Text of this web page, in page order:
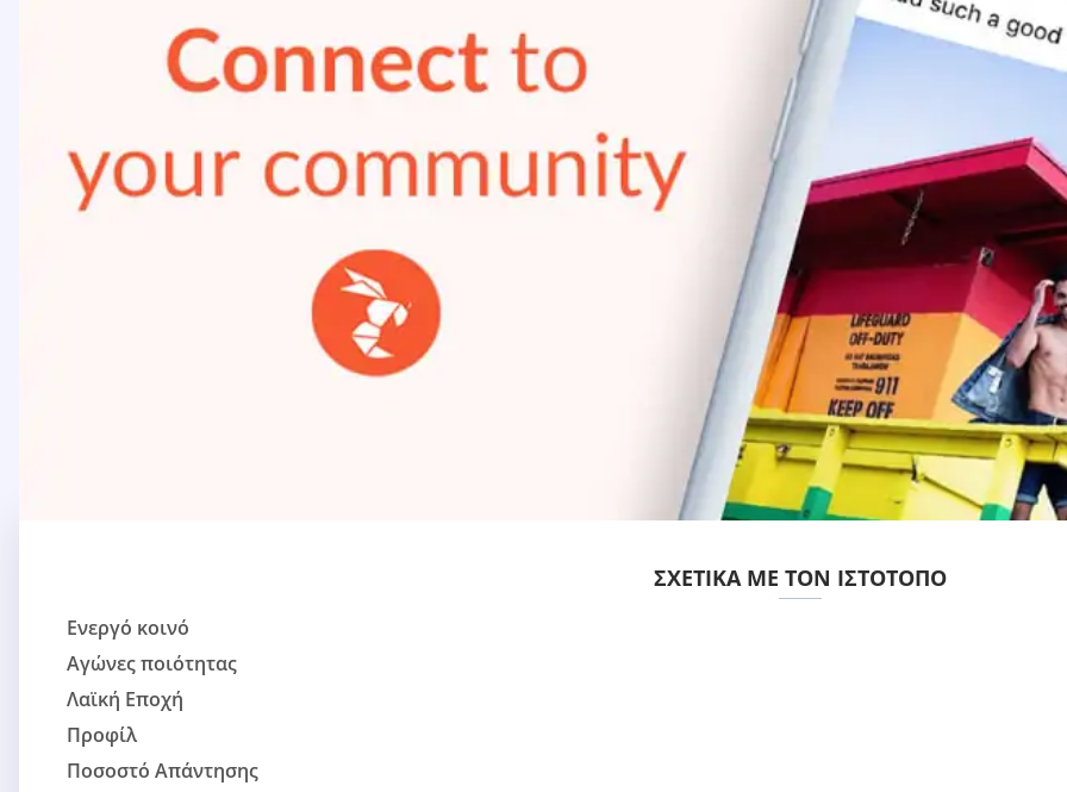
ΣΧΕΤΙΚΆ ΜΕ ΤΟΝ ΙΣΤΌΤΟΠΟ
Ενεργό κοινό
Αγώνες ποιότητας
Λαϊκή Εποχή
Προφίλ
Ποσοστό Απάντησης